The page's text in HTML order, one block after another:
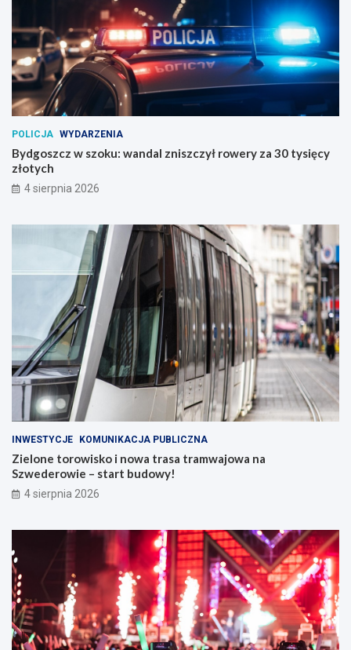
POLICJA WYDARZENIA
Bydgoszcz w szoku: wandal zniszczył rowery za 30 tysięcy
złotych
4 sierpnia 2026
INWESTYCJE KOMUNIKACJA PUBLICZNA
Zielone torowisko i nowa trasa tramwajowa na
Szwederowie – start budowy!
4 sierpnia 2026